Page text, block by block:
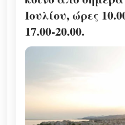
Ιουλίου, ώρες
17.00-20.00.